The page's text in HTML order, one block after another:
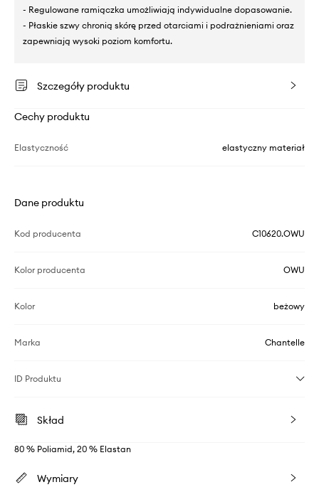
- Regulowane ramiączka umożliwiają indywidualne dopasowanie.
- Płaskie szwy chronią skórę przed otarciami i podrażnieniami oraz
zapewniają wysoki poziom komfortu.
Szczegóły produktu
Cechy produktu
Elastyczność elastyczny materiał
Dane produktu
Kod producenta C10620.OWU
Kolor producenta OWU
Kolor beżowy
Marka Chantelle
ID Produktu
Skład
80 % Poliamid, 20 % Elastan
Wymiary